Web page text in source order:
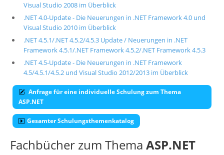
Visual Studio 2008 im Überblick
.NET 4.0-Update - Die Neuerungen in .NET Framework 4.0 und
Visual Studio 2010 im Überblick
.NET 4.5.1/.NET 4.5.2/4.5.3 Update / Neuerungen in .NET
Framework 4.5.1/.NET Framework 4.5.2/.NET Framework 4.5.3
.NET 4.5-Update - Die Neuerungen in .NET Framework
4.5/4.5.1/4.5.2 und Visual Studio 2012/2013 im Überblick
Anfrage für eine individuelle Schulung zum Thema
ASP.NET
Gesamter Schulungsthemenkatalog
Fachbücher zum Thema ASP.NET